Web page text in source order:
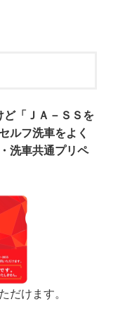
ど「ＪＡ－ＳＳを
ルフ洗車をよく
洗車共通プリペ
だけます。